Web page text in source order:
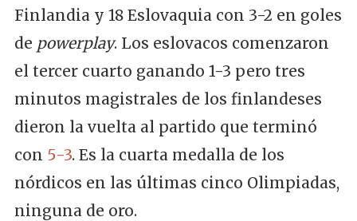
Finlandia y 18 Eslovaquia con 3-2 en goles
de powerplay. Los eslovacos comenzaron
el tercer cuarto ganando 1-3 pero tres
minutos magistrales de los finlandeses
dieron la vuelta al partido que terminó
con 5-3. Es la cuarta medalla de los
nórdicos en las últimas cinco Olimpiadas,
ninguna de oro.